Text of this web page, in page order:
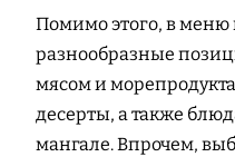
Помимо этого, в
разнообразные
мясом и
десерты, а также
мангале. Впрочем,